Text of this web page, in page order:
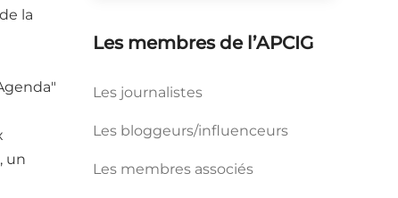
la
un
Les membres de l’APCIG
Les journalistes
Les bloggeurs/influenceurs
Les membres associés